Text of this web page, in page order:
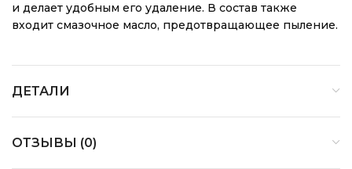
и делает удобным его удаление. В состав также
входит смазочное масло, предотвращающее пыление.
ДЕТАЛИ
ОТЗЫВЫ (0)